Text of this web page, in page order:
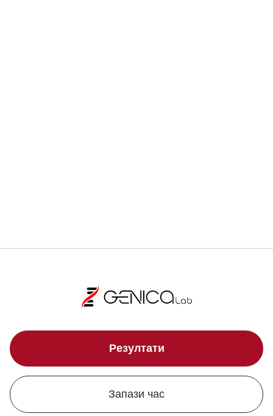
Резултати
Запази час